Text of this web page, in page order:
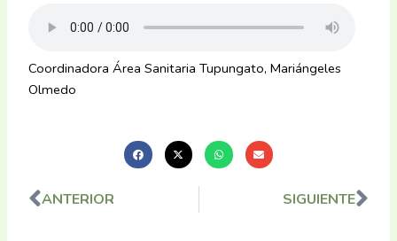
Coordinadora Área Sanitaria Tupungato, Mariángeles
Olmedo
Ant
ANTERIOR SIGUIENTE